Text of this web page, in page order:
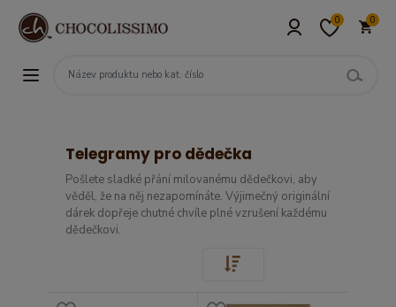
0 0
Telegramy pro dědečka
Pošlete sladké přání milovanému dědečkovi, aby
věděl, že na něj nezapomínáte. Výjimečný originální
dárek dopřeje chutné chvíle plné vzrušení každému
dědečkovi.